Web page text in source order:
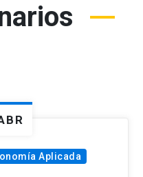
Aplicada